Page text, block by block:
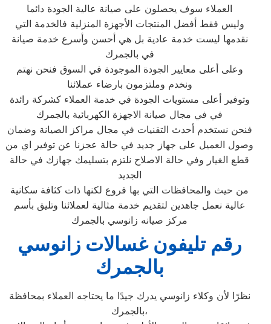
العملاء سوف يحصلون على صيانة عالية الجودة دائما
وليس فقط أفضل المنتجات الأجهزة المنزلية فالخدمة التي
نقدمها ليست خدمة عادية بل هي أحسن وأسرع خدمة صيانة
في بالجمرك
وعلى أعلى معايير الجودة الموجودة في السوق فنحن نهتم
ونخدم وملتزمون بارضاء عملائنا
وتوفير أعلى مستويات الجودة في خدمة العملاء كشركة رائدة
في في مجال صيانة الاجهزة الكهربائية بالجمرك
فنحن نستخدم أحدث التقنيات في مجال مراكز الصيانة وضمان
وصول العميل على جهاز جديد في حالة عجزنا عن توفير اي من
قطع الغيار وفي حالة الاصلاح نلتزم بتسليمك جهازك في حالة
الجديد
من حيث والمحافظات التي بها فروع لكنها ذات كثافة سكانية
عالية نعمل جاهدين لتقديم خدمة مثالية لعملائنا وتليق بأسم
مركز صيانه زانوسي بالجمرك
رقم تليفون غسالات زانوسي
بالجمرك
نظرًا لأن وكلاء زانوسي يدرك جيدًا ما يحتاجه العملاء بمحافظة
بالجمرك،